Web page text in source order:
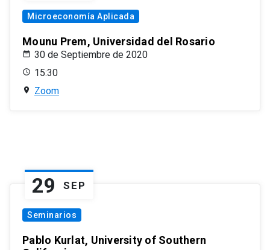
Microeconomía Aplicada
Mounu Prem, Universidad del Rosario
30 de Septiembre de 2020
15:30
Zoom
29 SEP
Seminarios
Pablo Kurlat, University of Southern